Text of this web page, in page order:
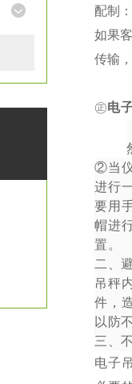
配制
如果
传输
㊣电
②当
进行
要用
帽进
置。
二、
吊秤
件，
以防
三、
电子